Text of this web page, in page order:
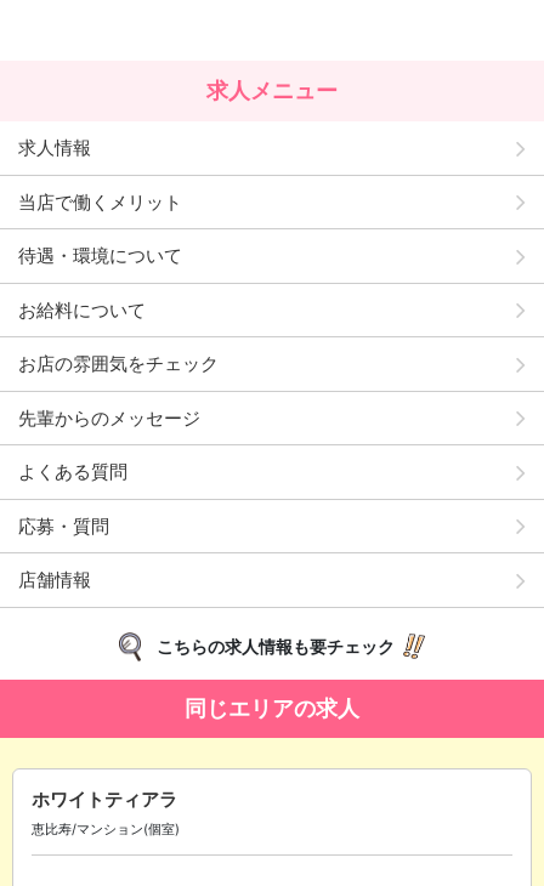
求人メニュー
求人情報
当店で働くメリット
待遇・環境について
お給料について
お店の雰囲気をチェック
先輩からのメッセージ
よくある質問
応募・質問
店舗情報
こちらの求人情報も要チェック
同じエリアの求人
ホワイトティアラ
恵比寿/マンション(個室)